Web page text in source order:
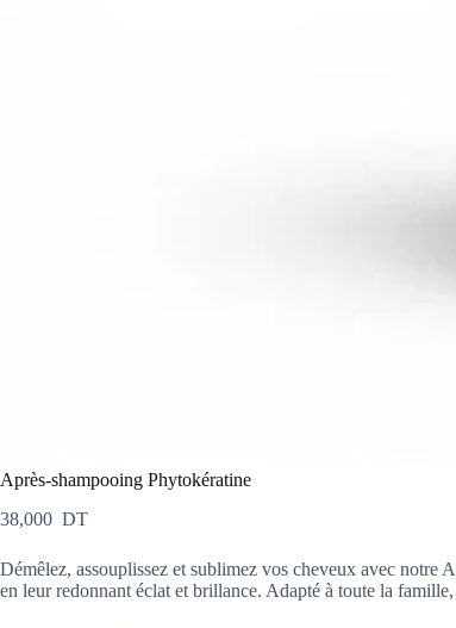
Après-shampooing Phytokératine
38,000 DT
Démêlez, assouplissez et sublimez vos cheveux avec notre
en leur redonnant éclat et brillance. Adapté à toute la